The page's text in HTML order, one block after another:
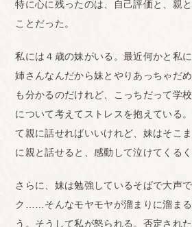
特に心に残ったのは、自己評価と、親
ことだった。
私には４歳の妹がいる。最近何かと私
姉さんなんだから妹とやりあっちゃだ
も分かるのだけれど、こっちだって学
について考えてストレスを抱えている
て親に話せればいいけれど、妹はそこ
に親と話せると、感動して泣けてくるく
さらに、妹は勉強しているそばで大声
ク……そんなモヤモヤが溜まりに溜まる
う。そうして私が怒られる。否定され